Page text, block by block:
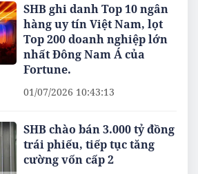
SHB ghi danh Top 10 ngân
hàng uy tín Việt Nam, lọt
Top 200 doanh nghiệp lớn
nhất Đông Nam Á của
Fortune.
01/07/2026 10:43:13
SHB chào bán 3.000 tỷ đồng
trái phiếu, tiếp tục tăng
cường vốn cấp 2